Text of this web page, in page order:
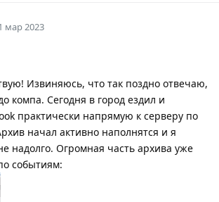
мар 2023
Извиняюсь, что так поздно отвечаю,
компа. Сегодня в город ездил и
практически напрямую к серверу по
начал активно наполнятся и я
надолго. Огромная часть архива уже
событиям: